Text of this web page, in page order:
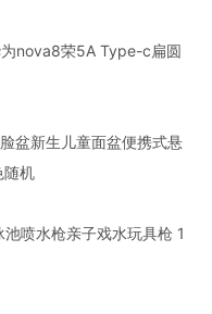
nova8荣5A Type-c扁圆
盆新生儿童面盆便携式悬
随机
喷水枪亲子戏水玩具枪 1